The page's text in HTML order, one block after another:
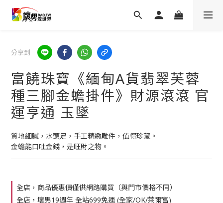
分享到
富饒珠寶《緬甸A貨翡翠芙蓉
種三腳金蟾掛件》財源滾滾 官
運亨通 玉墜
質地細膩，水頭足，手工精緻雕件，值得珍藏。
金蟾能口吐金錢，是旺財之物。
全店，商品優惠價僅供網路購買（與門市價格不同）
全店，壞男19週年 全站699免運 (全家/OK/萊爾富)